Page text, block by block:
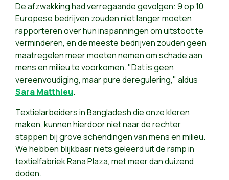
De afzwakking had verregaande gevolgen: 9 op 10
Europese bedrijven zouden niet langer moeten
rapporteren over hun inspanningen om uitstoot te
verminderen, en de meeste bedrijven zouden geen
maatregelen meer moeten nemen om schade aan
mens en milieu te voorkomen. "Dat is geen
vereenvoudiging, maar pure deregulering," aldus
Sara Matthieu.
Textielarbeiders in Bangladesh die onze kleren
maken, kunnen hierdoor niet naar de rechter
stappen bij grove schendingen van mens en milieu.
We hebben blijkbaar niets geleerd uit de ramp in
textielfabriek Rana Plaza, met meer dan duizend
doden.